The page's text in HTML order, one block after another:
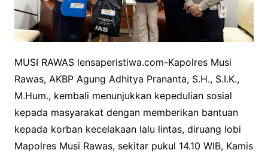
MUSI RAWAS lensaperistiwa.com-Kapolres Musi
Rawas, AKBP Agung Adhitya Prananta, S.H., S.I.K.,
M.Hum., kembali menunjukkan kepedulian sosial
kepada masyarakat dengan memberikan bantuan
kepada korban kecelakaan lalu lintas, diruang lobi
Mapolres Musi Rawas, sekitar pukul 14.10 WIB, Kamis